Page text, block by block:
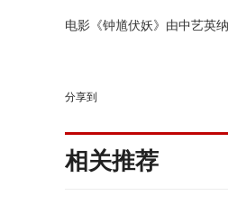
电影《钟馗伏妖》由中艺英
分享到
相关推荐